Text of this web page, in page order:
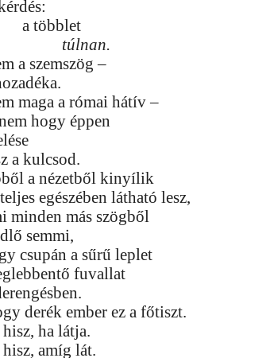
a többlet
túlnan.
a szemszög –
maga a római hátív –
hogy éppen
a kulcsod.
a nézetből kinyílik
egészében látható lesz,
minden más szögből
semmi,
csupán a sűrű leplet
fuvallat
derék ember ez a főtiszt.
hisz, ha látja.
hisz, amíg lát.